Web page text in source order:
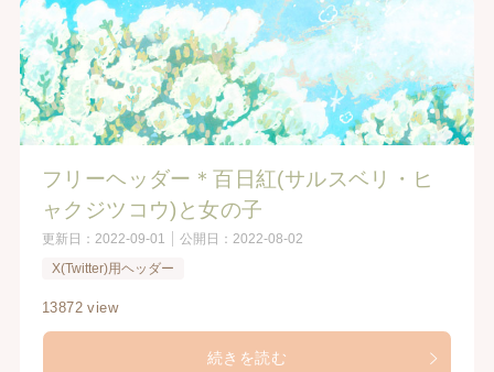
フリーヘッダー＊百日紅(サルスベリ・ヒ
ャクジツコウ)と女の子
更新日： 2022-09-01 公開日： 2022-08-02
X(Twitter)用ヘッダー
13872 view
続きを読む